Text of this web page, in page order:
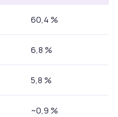
60,4 %
6,8 %
5,8 %
~0,9 %